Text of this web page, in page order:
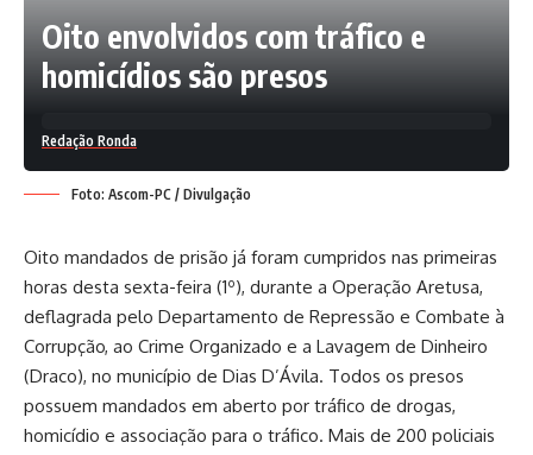
Oito envolvidos com tráfico e
homicídios são presos
Redação Ronda
Foto: Ascom-PC / Divulgação
Oito mandados de prisão já foram cumpridos nas primeiras
horas desta sexta-feira (1º), durante a Operação Aretusa,
deflagrada pelo Departamento de Repressão e Combate à
Corrupção, ao Crime Organizado e a Lavagem de Dinheiro
(Draco), no município de Dias D’Ávila. Todos os presos
possuem mandados em aberto por tráfico de drogas,
homicídio e associação para o tráfico. Mais de 200 policiais